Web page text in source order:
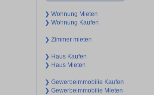
❯ Wohnung Mieten
❯ Wohnung Kaufen
❯ Zimmer mieten
❯ Haus Kaufen
❯ Haus Mieten
❯ Gewerbeimmobilie Kaufen
❯ Gewerbeimmobilie Mieten